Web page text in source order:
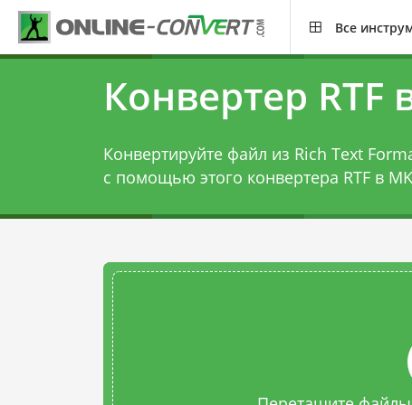
Все
Конвертер RTF
Конвертируйте файл из Rich Text
с помощью этого конвертера RTF в